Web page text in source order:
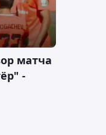
матча
-